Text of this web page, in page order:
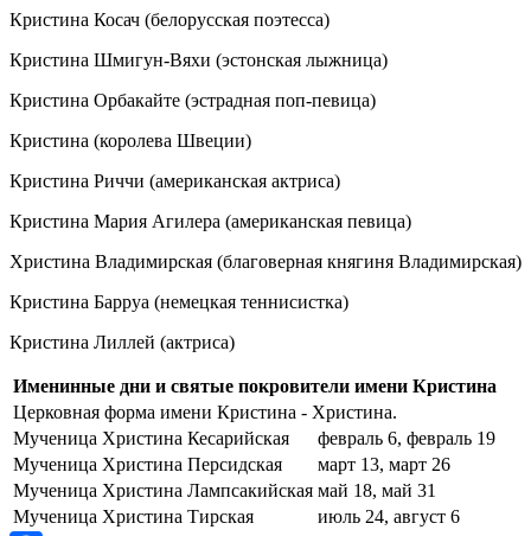
Кристина Косач (белорусская поэтесса)
Кристина Шмигун-Вяхи (эстонская лыжница)
Кристина Орбакайте (эстрадная поп-певица)
Кристина (королева Швеции)
Кристина Риччи (американская актриса)
Кристина Мария Агилера (американская певица)
Христина Владимирская (благоверная княгиня Владимирская)
Кристина Барруа (немецкая теннисистка)
Кристина Лиллей (актриса)
Именинные дни и святые покровители имени Кристина
Церковная форма имени Кристина - Христина.
Мученица Христина Кесарийская
февраль 6, февраль 19
Мученица Христина Персидская
март 13, март 26
Мученица Христина Лампсакийская май 18, май 31
Мученица Христина Тирская
июль 24, август 6